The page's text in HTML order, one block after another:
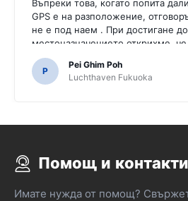
Въпреки това, когато попита дали
GPS е на разположение,
не е под наем . При достигане до
местоназначението открихме, че
колата е с GPS.Би било ужасно,
решихме да купим GPS, тъй като е
необходимо да се движим по
P
Pei Ghim Poh
Luchthaven Fukuoka
Помощ и контакти
Имате нужда от помощ?